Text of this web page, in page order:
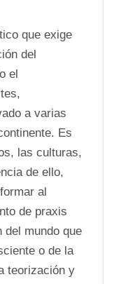
que exige
del
el
a varias
Es
las culturas,
de ello,
al
de praxis
mundo que
o de la
teorización y